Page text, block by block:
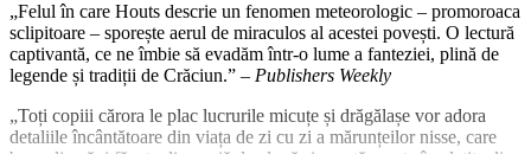
„Felul în care Houts descrie un fenomen meteorologic – promoroaca
sclipitoare – sporește aerul de miraculos al acestei povești. O lectură
captivantă, ce ne îmbie să evadăm într-o lume a fanteziei, plină de
legende și tradiții de Crăciun.” – Publishers Weekly
„Toți copiii cărora le plac lucrurile micuțe și drăgălașe vor adora
detaliile încântătoare din viața de zi cu zi a mărunțeilor nisse, care